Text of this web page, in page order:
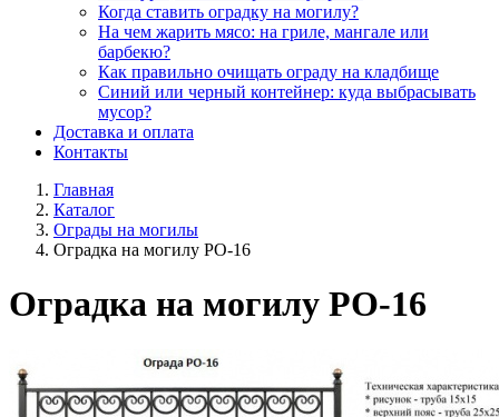
Когда ставить оградку на могилу?
На чем жарить мясо: на гриле, мангале или
барбекю?
Как правильно очищать ограду на кладбище
Синий или черный контейнер: куда выбрасывать
мусор?
Доставка и оплата
Контакты
Главная
Каталог
Ограды на могилы
Оградка на могилу РО-16
Оградка на могилу РО-16